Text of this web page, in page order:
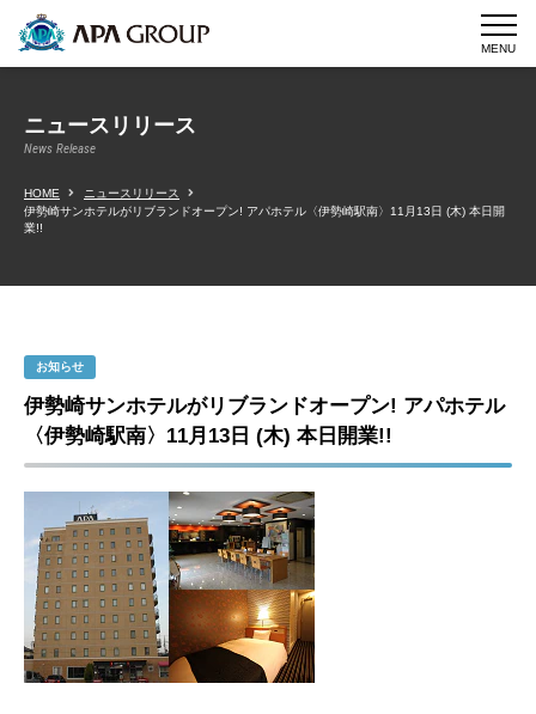
MENU
ニュースリリース
News Release
HOME
ニュースリリース
伊勢崎サンホテルがリブランドオープン! アパホテル〈伊勢崎駅南〉11月13日 (木) 本日開
業!!
お知らせ
伊勢崎サンホテルがリブランドオープン! アパホテル
〈伊勢崎駅南〉11月13日 (木) 本日開業!!